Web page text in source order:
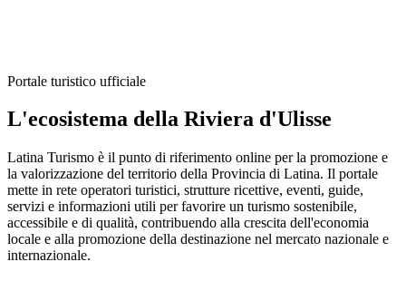
Portale turistico ufficiale
L'ecosistema della Riviera d'Ulisse
Latina Turismo è il punto di riferimento online per la promozione e
la valorizzazione del territorio della Provincia di Latina. Il portale
mette in rete operatori turistici, strutture ricettive, eventi, guide,
servizi e informazioni utili per favorire un turismo sostenibile,
accessibile e di qualità, contribuendo alla crescita dell'economia
locale e alla promozione della destinazione nel mercato nazionale e
internazionale.